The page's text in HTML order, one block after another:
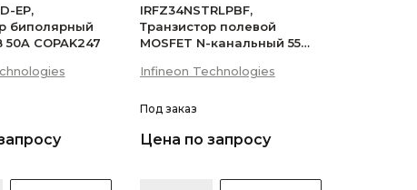
EP,
биполярный
50A COPAK247
IRFZ34NSTRLPBF,
Транзистор полевой
MOSFET N-канальный 55В
лента на катушке
Infineon Technologies
Под заказ
Цена по запросу